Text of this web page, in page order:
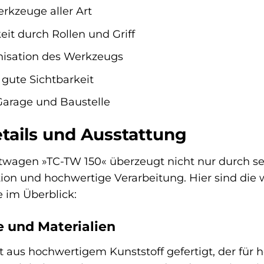
aller Art
durch Rollen und Griff
des Werkzeugs
Sichtbarkeit
und Baustelle
und Ausstattung
»TC-TW 150« überzeugt nicht nur durch
und hochwertige Verarbeitung. Hier sind die
im Überblick:
und Materialien
aus hochwertigem Kunststoff gefertigt, der für